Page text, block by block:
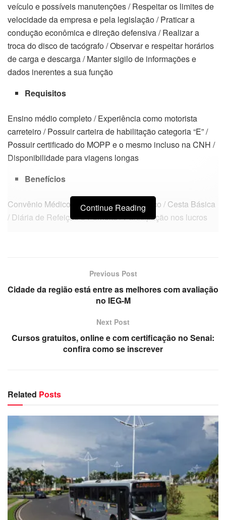
veículo e possíveis manutenções / Respeitar os limites de
velocidade da empresa e pela legislação / Praticar a
condução econômica e direção defensiva / Realizar a
troca do disco de tacógrafo / Observar e respeitar horários
de carga e descarga / Manter sigilo de informações e
dados inerentes a sua função
Requisitos
Ensino médio completo / Experiência como motorista
carreteiro / Possuir carteira de habilitação categoria “E” /
Possuir certificado do MOPP e o mesmo incluso na CNH /
Disponibilidade para viagens longas
Benefícios
Convênio Médico / Convênio Odontológico / Cesta Básica
/ Diária de Refeição e Pernoite / Participação nos lucros
Continue Reading
Previous Post
Cidade da região está entre as melhores com avaliação
no IEG-M
Next Post
Cursos gratuitos, online e com certificação no Senai:
confira como se inscrever
Related Posts